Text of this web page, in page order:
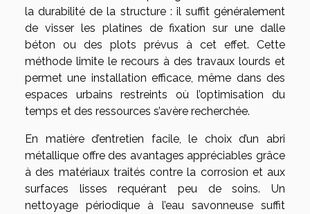
la durabilité de la structure : il suffit généralement
de visser les platines de fixation sur une dalle
béton ou des plots prévus à cet effet. Cette
méthode limite le recours à des travaux lourds et
permet une installation efficace, même dans des
espaces urbains restreints où l’optimisation du
temps et des ressources s’avère recherchée.
En matière d’entretien facile, le choix d’un abri
métallique offre des avantages appréciables grâce
à des matériaux traités contre la corrosion et aux
surfaces lisses requérant peu de soins. Un
nettoyage périodique à l’eau savonneuse suffit